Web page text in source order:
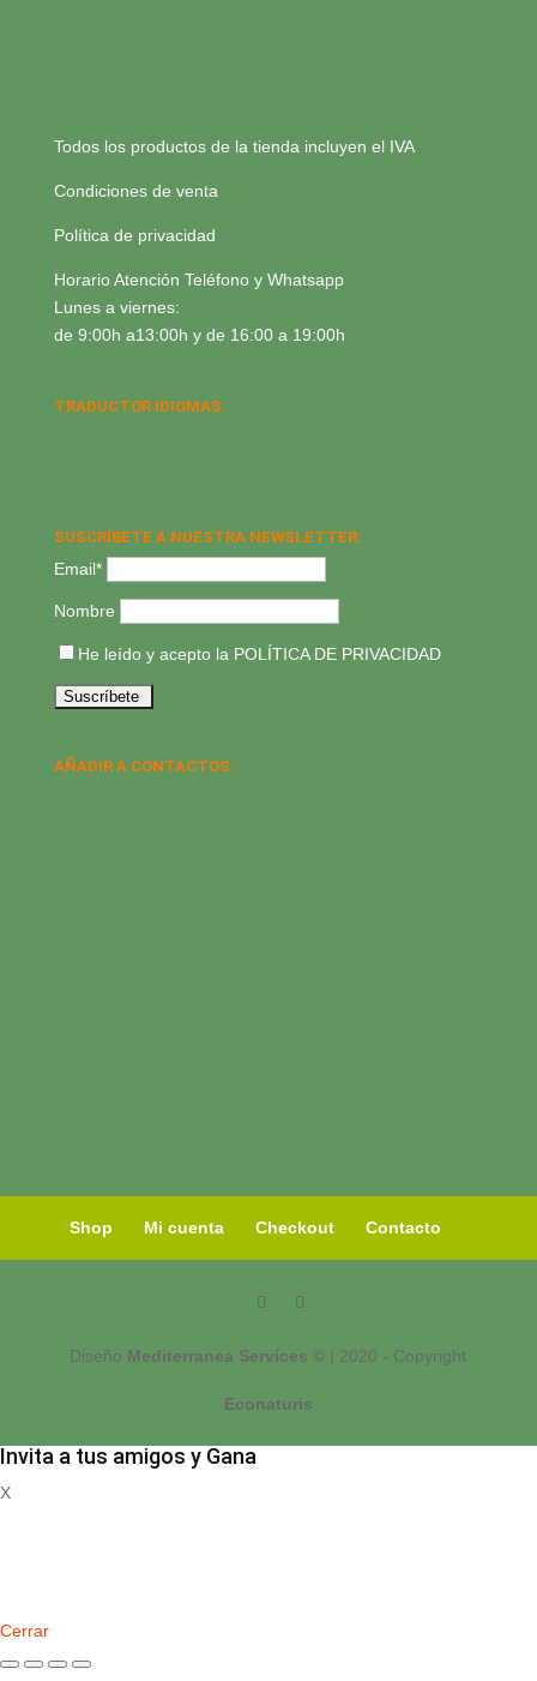
Todos los productos de la tienda incluyen el IVA
Condiciones de venta
Política de privacidad
Horario Atención Teléfono y Whatsapp
Lunes a viernes:
de 9:00h a13:00h y de 16:00 a 19:00h
TRADUCTOR IDIOMAS:
SUSCRÍBETE A NUESTRA NEWSLETTER:
Email*
Nombre
He leído y acepto la POLÍTICA DE PRIVACIDAD
AÑADIR A CONTACTOS:
Shop Mi cuenta Checkout Contacto
Diseño Mediterranea Services © | 2020 - Copyright
Econaturis
Invita a tus amigos y Gana
X
Cerrar